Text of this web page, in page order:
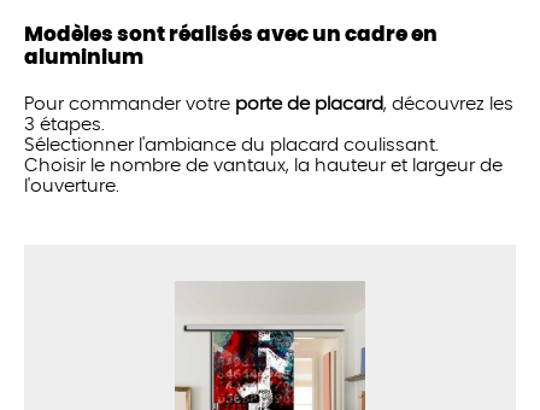
Modèles sont réalisés avec un cadre en
aluminium
Pour commander votre porte de placard, découvrez les
3 étapes.
Sélectionner l'ambiance du placard coulissant.
Choisir le nombre de vantaux, la hauteur et largeur de
l'ouverture.